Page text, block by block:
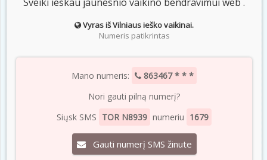
Sveiki ieškau jaunesnio vaikino bendravimui web .
Vyras iš Vilniaus ieško vaikinai.
Numeris patikrintas
Mano numeris:
863467 * * *
Nori gauti pilną numerį?
Siųsk SMS TOR N8939 numeriu 1679
Gauti numerį SMS žinute